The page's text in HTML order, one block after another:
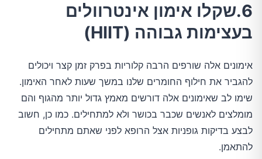
6.שקלו אימון אינטרוולים
בעצימות גבוהה (HIIT)
אימונים אלה שורפים הרבה קלוריות בפרק זמן קצר ויכולים
להגביר את חילוף החומרים שלנו במשך שעות לאחר האימון.
שימו לב שאימונים אלה דורשים מאמץ גדול יותר מהגוף והם
מומלצים לאנשים שכבר בכושר ולא למתחילים. כמו כן, חשוב
לבצע בדיקות גופניות אצל הרופא לפני שאתם מתחילים
להתאמן.